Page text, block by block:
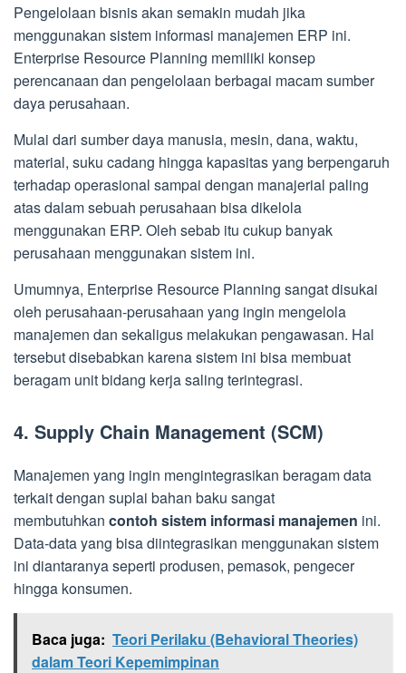
Pengelolaan bisnis akan semakin mudah jika
menggunakan sistem informasi manajemen ERP ini.
Enterprise Resource Planning memiliki konsep
perencanaan dan pengelolaan berbagai macam sumber
daya perusahaan.
Mulai dari sumber daya manusia, mesin, dana, waktu,
material, suku cadang hingga kapasitas yang berpengaruh
terhadap operasional sampai dengan manajerial paling
atas dalam sebuah perusahaan bisa dikelola
menggunakan ERP. Oleh sebab itu cukup banyak
perusahaan menggunakan sistem ini.
Umumnya, Enterprise Resource Planning sangat disukai
oleh perusahaan-perusahaan yang ingin mengelola
manajemen dan sekaligus melakukan pengawasan. Hal
tersebut disebabkan karena sistem ini bisa membuat
beragam unit bidang kerja saling terintegrasi.
4. Supply Chain Management (SCM)
Manajemen yang ingin mengintegrasikan beragam data
terkait dengan suplai bahan baku sangat
membutuhkan contoh sistem informasi manajemen ini.
Data-data yang bisa diintegrasikan menggunakan sistem
ini diantaranya seperti produsen, pemasok, pengecer
hingga konsumen.
Baca juga: Teori Perilaku (Behavioral Theories)
dalam Teori Kepemimpinan